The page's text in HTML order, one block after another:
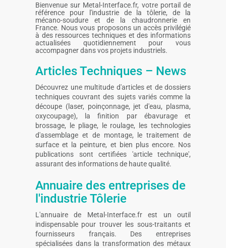
Bienvenue sur Metal-Interface.fr, votre portail de
référence pour l'industrie de la tôlerie, de la
mécano-soudure et de la chaudronnerie en
France. Nous vous proposons un accès privilégié
à des ressources techniques et des informations
actualisées quotidiennement pour vous
accompagner dans vos projets industriels.
Articles Techniques – News
Découvrez une multitude d'articles et de dossiers
techniques couvrant des sujets variés comme la
découpe (laser, poinçonnage, jet d'eau, plasma,
oxycoupage), la finition par ébavurage et
brossage, le pliage, le roulage, les technologies
d'assemblage et de montage, le traitement de
surface et la peinture, et bien plus encore. Nos
publications sont certifiées 'article technique',
assurant des informations de haute qualité.
Annuaire des entreprises de
l'industrie Tôlerie
L'annuaire de Metal-Interface.fr est un outil
indispensable pour trouver les sous-traitants et
fournisseurs français. Des entreprises
spécialisées dans la transformation des métaux